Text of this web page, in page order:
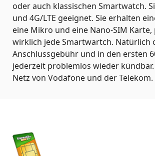
oder auch klassischen Smartwatch.
und 4G/LTE geeignet. Sie erhalten
eine Mikro und eine Nano-SIM
wirklich jede Smartwartch. Natürlich
Anschlussgebühr und in den ersten
jederzeit problemlos wieder
Netz von Vodafone und der Telekom.